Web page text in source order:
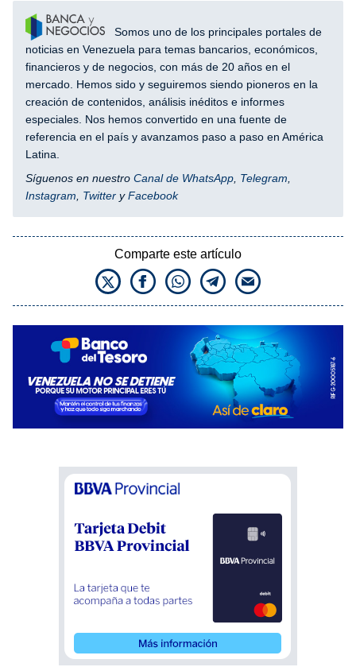
Somos uno de los principales portales de
noticias en Venezuela para temas bancarios, económicos,
financieros y de negocios, con más de 20 años en el
mercado. Hemos sido y seguiremos siendo pioneros en la
creación de contenidos, análisis inéditos e informes
especiales. Nos hemos convertido en una fuente de
referencia en el país y avanzamos paso a paso en América
Latina.
Síguenos en nuestro Canal de WhatsApp Telegram
Instagram
Twitter yFacebook
Comparte este artículo